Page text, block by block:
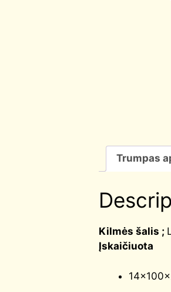
Trumpas
Kilmės šalis ;
Įskaičiuota